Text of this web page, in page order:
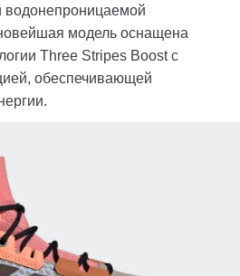
модель оснащена
Three Stripes Boost с
обеспечивающей